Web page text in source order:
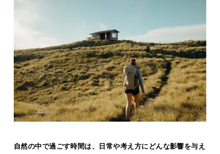
自然の中で過ごす時間は、日常や考え方にどんな影響を与え